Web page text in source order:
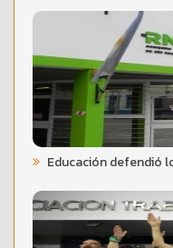
Educación defendió